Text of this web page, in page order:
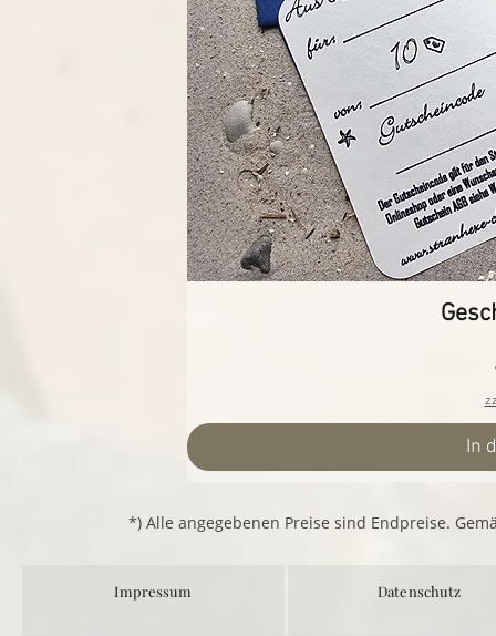
In
*) Alle angegebenen Preise sind Endpreise.
Impressum Datenschutz